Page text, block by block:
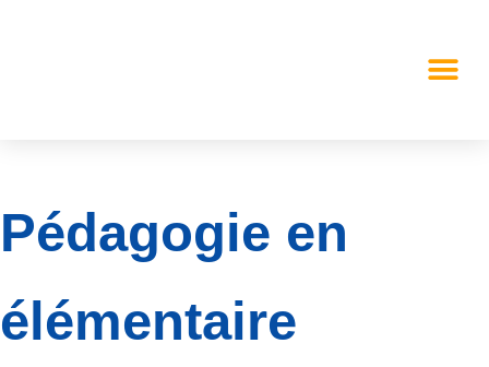
Pédagogie en
élémentaire